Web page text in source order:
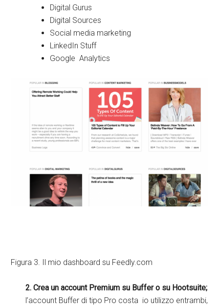
Digital Gurus
Digital Sources
Social media marketing
LinkedIn Stuff
Google Analytics
Figura 3. Il mio dashboard su Feedly.com
2. Crea un account Premium su Buffer o su Hootsuite;
l’account Buffer di tipo Pro costa io utilizzo entrambi,